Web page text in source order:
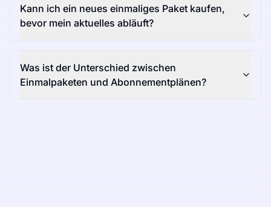
Kann ich ein neues einmaliges Paket kaufen,
bevor mein aktuelles abläuft?
Was ist der Unterschied zwischen
Einmalpaketen und Abonnementplänen?